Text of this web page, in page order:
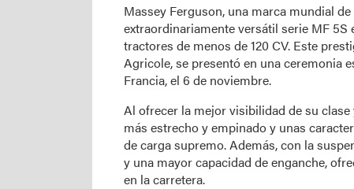
Massey Ferguson, una marca mundial
extraordinariamente versátil serie MF
tractores de menos de 120 CV. Este
Agricole, se presentó en una ceremonia
Francia, el 6 de noviembre.
Al ofrecer la mejor visibilidad de su
más estrecho y empinado y unas
de carga supremo. Además, con la
y una mayor capacidad de enganche,
en la carretera.